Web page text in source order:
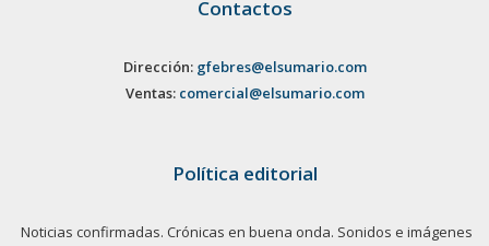
Contactos
Dirección: gfebres@elsumario.com
Ventas: comercial@elsumario.com
Política editorial
Noticias confirmadas. Crónicas en buena onda. Sonidos e imágenes